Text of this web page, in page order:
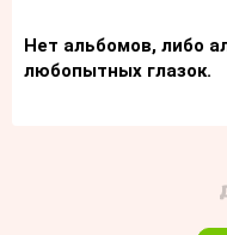
Нет альбомов, либо
любопытных глазок.